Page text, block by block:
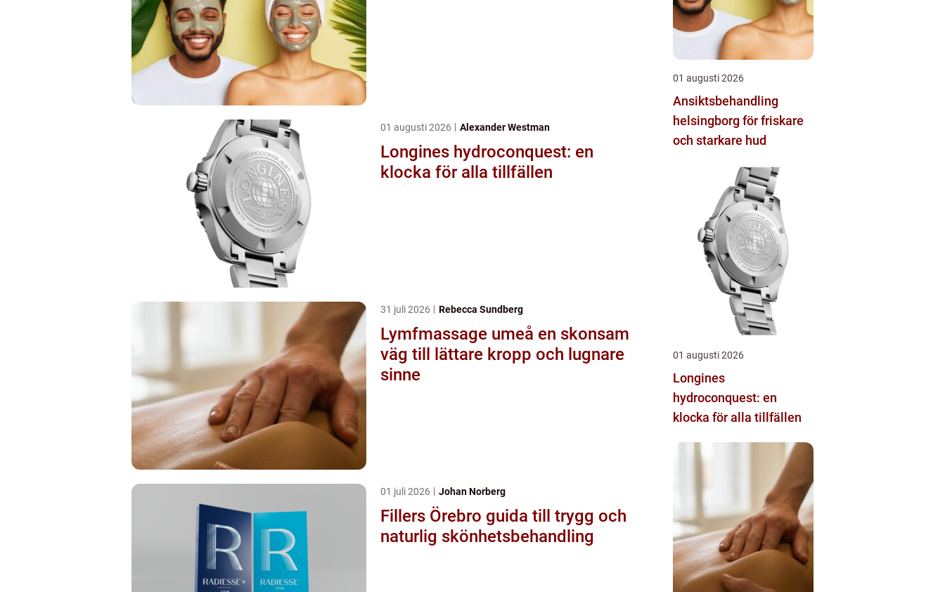
01 augusti 2026 Alexander Westman
Longines hydroconquest: en
klocka för alla tillfällen
31 juli 2026 Rebecca Sundberg
Lymfmassage umeå en skonsam
väg till lättare kropp och lugnare
sinne
01 juli 2026 Johan Norberg
Fillers Örebro guida till trygg och
naturlig skönhetsbehandling
01 augusti 2026
Ansiktsbehandling
helsingborg för friskare
och starkare hud
01 augusti 2026
Longines
hydroconquest: en
klocka för alla tillfällen